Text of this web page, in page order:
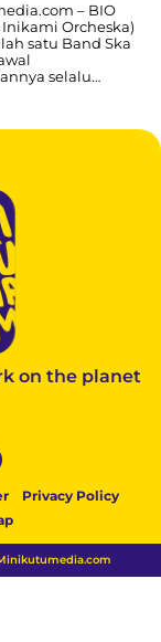
– BIO
Orcheska)
satu Band Ska
selalu
kali ini
baru lagi dengan
Swing yang
dalam lagu
belakang
lagu itu...
on the planet
Privacy Policy